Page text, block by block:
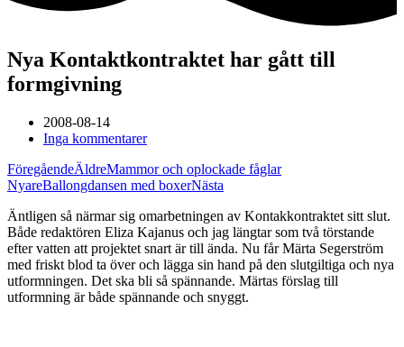
Nya Kontaktkontraktet har gått till
formgivning
2008-08-14
Inga kommentarer
FöregåendeÄldreMammor och oplockade fåglar
NyareBallongdansen med boxerNästa
Äntligen så närmar sig omarbetningen av Kontakkontraktet sitt slut.
Både redaktören Eliza Kajanus och jag längtar som två törstande
efter vatten att projektet snart är till ända. Nu får Märta Segerström
med friskt blod ta över och lägga sin hand på den slutgiltiga och nya
utformningen. Det ska bli så spännande. Märtas förslag till
utformning är både spännande och snyggt.